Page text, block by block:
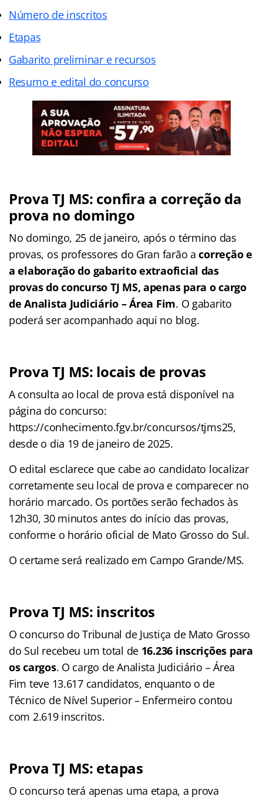
Número de inscritos
Etapas
Gabarito preliminar e recursos
Resumo e edital do concurso
Prova TJ MS: confira a correção da
prova no domingo
No domingo, 25 de janeiro, após o término das
provas, os professores do Gran farão acorreção e
a elaboração do gabarito extraoficial das
provas do concurso TJ MS, apenas para o cargo
de Analista Judiciário – Área Fim. O gabarito
poderá ser acompanhado aqui no blog.
Prova TJ MS: locais de provas
A consulta ao local de prova está disponível na
página do concurso:
https://conhecimento.fgv.br/concursos/tjms25,
desde o dia 19 de janeiro de 2025.
O edital esclarece que cabe ao candidato localizar
corretamente seu local de prova e comparecer no
horário marcado. Os portões serão fechados às
12h30, 30 minutos antes do início das provas,
conforme o horário oficial de Mato Grosso do Sul.
O certame será realizado em Campo Grande/MS.
Prova TJ MS: inscritos
O concurso do Tribunal de Justiça de Mato Grosso
do Sul recebeu um total de 16.236 inscrições para
os cargos. O cargo de Analista Judiciário – Área
Fim teve 13.617 candidatos, enquanto o de
Técnico de Nível Superior – Enfermeiro contou
com 2.619 inscritos.
Prova TJ MS: etapas
O concurso terá apenas uma etapa, a prova